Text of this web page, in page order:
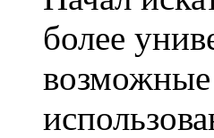
более
возможные